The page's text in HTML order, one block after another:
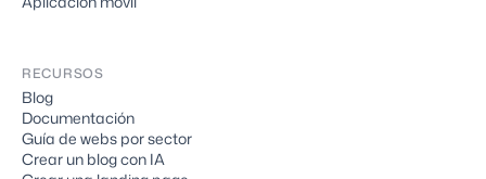
RECURSOS
Blog
Documentación
Guía de webs por sector
Crear un blog con IA